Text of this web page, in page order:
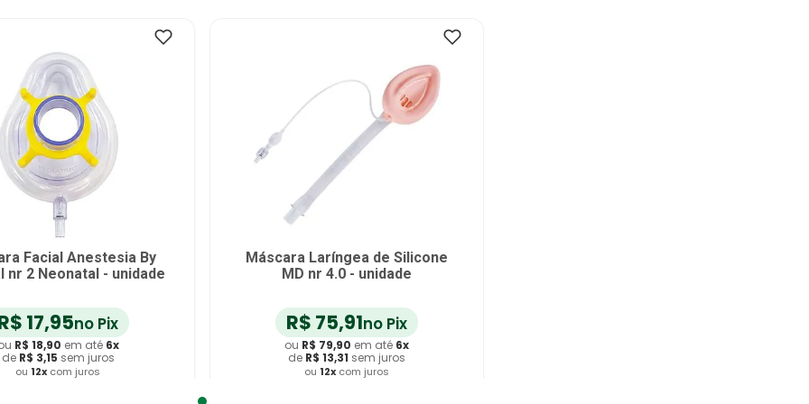
Facial Anestesia By
nr 2 Neonatal - unidade
17,95no Pix
R$ 18,90 em até 6x
de R$ 3,15 sem juros
ou 12x com juros
Máscara Laríngea de Silicone
MD nr 4.0 - unidade
R$ 75,91no Pix
ou R$ 79,90 em até 6x
de R$ 13,31 sem juros
ou 12x com juros